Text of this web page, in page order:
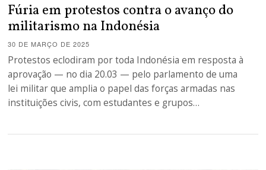
Fúria em protestos contra o avanço do
militarismo na Indonésia
30 DE MARÇO DE 2025
Protestos eclodiram por toda Indonésia em resposta à
aprovação — no dia 20.03 — pelo parlamento de uma
lei militar que amplia o papel das forças armadas nas
instituições civis, com estudantes e grupos…